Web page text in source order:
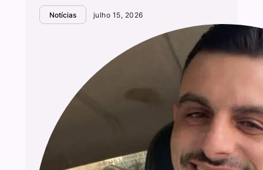
Notícias julho 15, 2026